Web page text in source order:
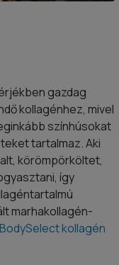
gazdag
kollagénhez, mivel
színhúsokat
tartalmaz. Aki
körömpörköltet,
így
marhakollagén-
kollagén